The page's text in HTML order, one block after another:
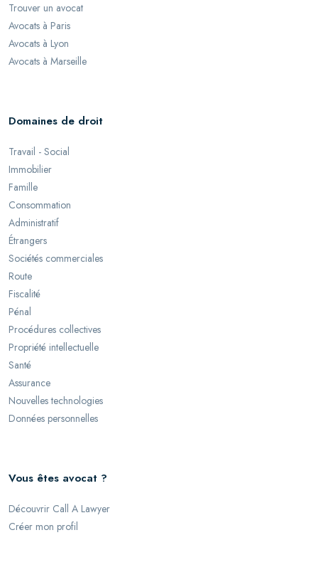
Trouver un avocat
Avocats à Paris
Avocats à Lyon
Avocats à Marseille
Domaines de droit
Travail - Social
Immobilier
Famille
Consommation
Administratif
Étrangers
Sociétés commerciales
Route
Fiscalité
Pénal
Procédures collectives
Propriété intellectuelle
Santé
Assurance
Nouvelles technologies
Données personnelles
Vous êtes avocat ?
Découvrir Call A Lawyer
Créer mon profil